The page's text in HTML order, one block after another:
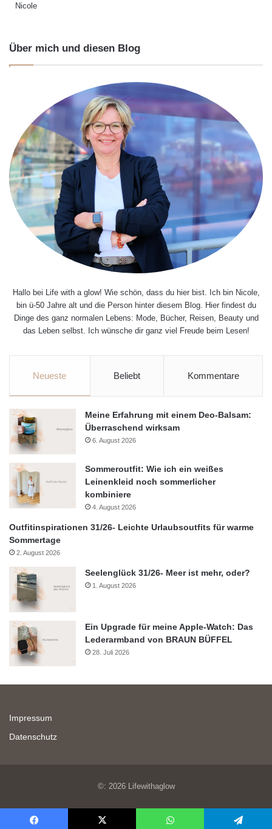
Nicole
Über mich und diesen Blog
Hallo bei Life with a glow! Wie schön, dass du hier bist. Ich bin Nicole,
bin ü-50 Jahre alt und die Person hinter diesem Blog. Hier findest du
Dinge des ganz normalen Lebens: Mode, Bücher, Reisen, Beauty und
das Leben selbst. Ich wünsche dir ganz viel Freude beim Lesen!
Neueste Beliebt Kommentare
Meine Erfahrung mit einem Deo-Balsam:
Überraschend wirksam
6. August 2026
Sommeroutfit: Wie ich ein weißes
Leinenkleid noch sommerlicher
kombiniere
4. August 2026
Outfitinspirationen 31/26- Leichte Urlaubsoutfits für warme
Sommertage
2. August 2026
Seelenglück 31/26- Meer ist mehr, oder?
1. August 2026
Ein Upgrade für meine Apple-Watch: Das
Lederarmband von BRAUN BÜFFEL
28. Juli 2026
Impressum
Datenschutz
©: 2026 Lifewithaglow